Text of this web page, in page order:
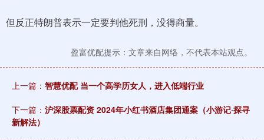
但反正特朗普表示一定要判他死刑，没得商量。
盈富优配提示：文章来自网络，不代表本站观点。
上一篇： 智慧优配 当一个高学历女人，进入低端行业
下一篇： 沪深股票配资 2024年小红书酒店集团通案（小游记·探寻
新解法）